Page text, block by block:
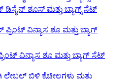
ಡಿಸೈನ್ ಶೂಸ್ ಮತ್ತು ಬ್ಯಾಗ್ಸ್ ಸೆಟ್
ವಿನ್ಯಾಸ ಶೂ ಮತ್ತು ಬ್ಯಾಗ್ ಸೆಟ್